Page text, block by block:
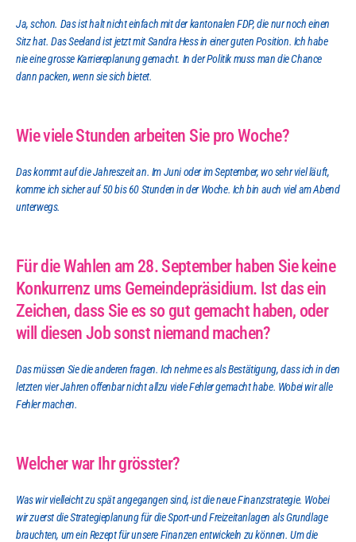
Ja, schon. Das ist halt nicht einfach mit der kantonalen FDP, die nur noch einen
Sitz hat. Das Seeland ist jetzt mit Sandra Hess in einer guten Position. Ich habe
nie eine grosse Karriereplanung gemacht. In der Politik muss man die Chance
dann packen, wenn sie sich bietet.
Wie viele Stunden arbeiten Sie pro Woche?
Das kommt auf die Jahreszeit an. Im Juni oder im September, wo sehr viel läuft,
komme ich sicher auf 50 bis 60 Stunden in der Woche. Ich bin auch viel am Abend
unterwegs.
Für die Wahlen am 28. September haben Sie keine
Konkurrenz ums Gemeindepräsidium. Ist das ein
Zeichen, dass Sie es so gut gemacht haben, oder
will diesen Job sonst niemand machen?
Das müssen Sie die anderen fragen. Ich nehme es als Bestätigung, dass ich in den
letzten vier Jahren offenbar nicht allzu viele Fehler gemacht habe. Wobei wir alle
Fehler machen.
Welcher war Ihr grösster?
Was wir vielleicht zu spät angegangen sind, ist die neue Finanzstrategie. Wobei
wir zuerst die Strategieplanung für die Sport-und Freizeitanlagen als Grundlage
brauchten, um ein Rezept für unsere Finanzen entwickeln zu können. Um die